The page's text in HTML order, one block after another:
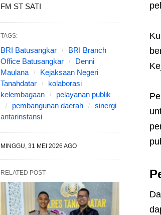
FM ST SATI
TAGS:
BRI Batusangkar
BRI Branch
Office Batusangkar
Denni
Maulana
Kejaksaan Negeri
Tanahdatar
kolaborasi
kelembagaan
pelayanan publik
pembangunan daerah
sinergi
antarinstansi
MINGGU, 31 MEI 2026 AGO
RELATED POST